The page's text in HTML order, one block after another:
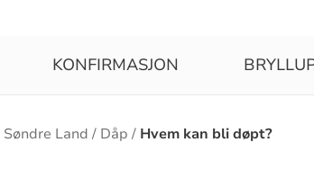
KONFIRMASJON
Søndre Land Dåp Hvem kan bli døpt?